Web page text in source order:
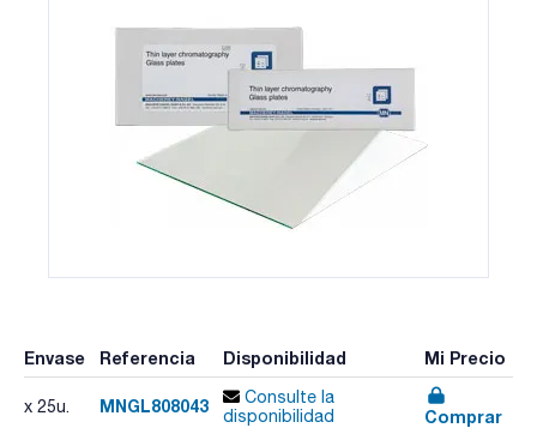
Envase Referencia Disponibilidad Mi Precio
x 25u. MNGL808043
Consulte la
disponibilidad
Comprar